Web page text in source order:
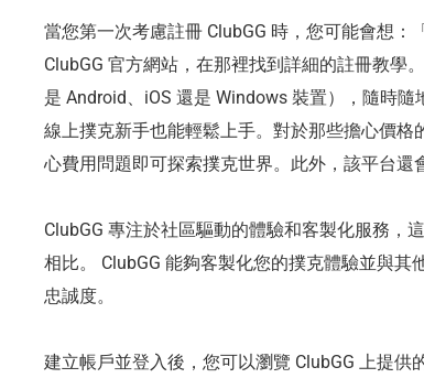
當您第一次考慮註冊 ClubGG 時，您可能會想
ClubGG 官方網站，在那裡找到詳細的註冊教學
是 Android、iOS 還是 Windows 裝置），隨時
線上撲克新手也能輕鬆上手。對於那些擔心價格
心費用問題即可探索撲克世界。此外，該平台還
ClubGG 專注於社區驅動的體驗和客製化服務，
相比。 ClubGG 能夠客製化您的撲克體驗並與
忠誠度。
建立帳戶並登入後，您可以瀏覽 ClubGG 上提